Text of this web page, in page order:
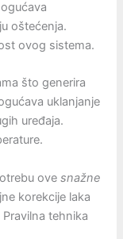
oštećenja.
ovog sistema.
što generira
uklanjanje
uređaja.
ovesnažne
korekcije laka
tehnika